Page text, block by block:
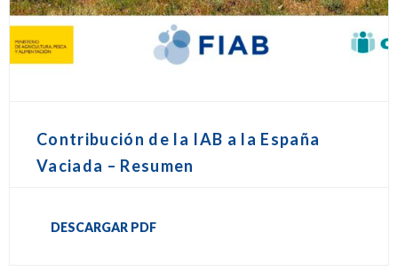
Contribución de la IAB a la España
Vaciada – Resumen
DESCARGAR PDF